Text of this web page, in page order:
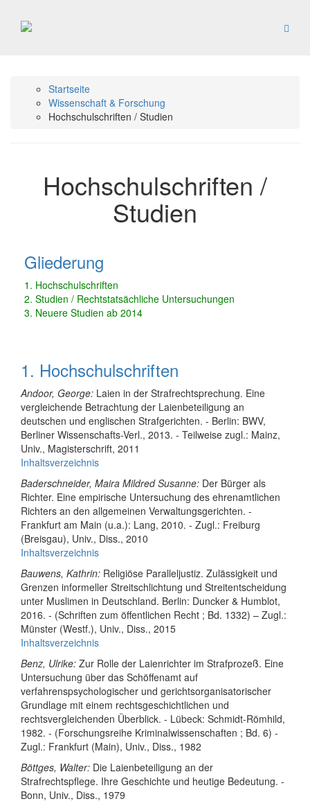
Startseite
Wissenschaft & Forschung
Hochschulschriften / Studien
Hochschulschriften /
Studien
Gliederung
1. Hochschulschriften
2. Studien / Rechtstatsächliche Untersuchungen
3. Neuere Studien ab 2014
1. Hochschulschriften
Andoor, George: Laien in der Strafrechtsprechung. Eine
vergleichende Betrachtung der Laienbeteiligung an
deutschen und englischen Strafgerichten. - Berlin: BWV,
Berliner Wissenschafts-Verl., 2013. - Teilweise zugl.: Mainz,
Univ., Magisterschrift, 2011
Inhaltsverzeichnis
Baderschneider, Maira Mildred Susanne: Der Bürger als
Richter. Eine empirische Untersuchung des ehrenamtlichen
Richters an den allgemeinen Verwaltungsgerichten. -
Frankfurt am Main (u.a.): Lang, 2010. - Zugl.: Freiburg
(Breisgau), Univ., Diss., 2010
Inhaltsverzeichnis
Bauwens, Kathrin: Religiöse Paralleljustiz. Zulässigkeit und
Grenzen informeller Streitschlichtung und Streitentscheidung
unter Muslimen in Deutschland. Berlin: Duncker & Humblot,
2016. - (Schriften zum öffentlichen Recht ; Bd. 1332) – Zugl.:
Münster (Westf.), Univ., Diss., 2015
Inhaltsverzeichnis
Benz, Ulrike: Zur Rolle der Laienrichter im Strafprozeß. Eine
Untersuchung über das Schöffenamt auf
verfahrenspsychologischer und gerichtsorganisatorischer
Grundlage mit einem rechtsgeschichtlichen und
rechtsvergleichenden Überblick. - Lübeck: Schmidt-Römhild,
1982. - (Forschungsreihe Kriminalwissenschaften ; Bd. 6) -
Zugl.: Frankfurt (Main), Univ., Diss., 1982
Böttges, Walter: Die Laienbeteiligung an der
Strafrechtspflege. Ihre Geschichte und heutige Bedeutung. -
Bonn, Univ., Diss., 1979